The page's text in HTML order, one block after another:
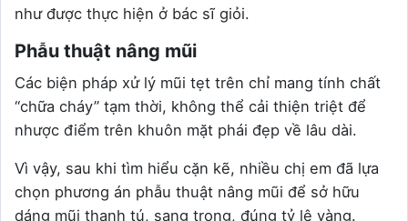
như được thực hiện ở bác sĩ giỏi.
Phẫu thuật nâng mũi
Các biện pháp xử lý mũi tẹt trên chỉ mang tính chất
“chữa cháy” tạm thời, không thể cải thiện triệt để
nhược điểm trên khuôn mặt phái đẹp về lâu dài.
Vì vậy, sau khi tìm hiểu cặn kẽ, nhiều chị em đã lựa
chọn phương án phẫu thuật nâng mũi để sở hữu
dáng mũi thanh tú, sang trọng, đúng tỷ lệ vàng.